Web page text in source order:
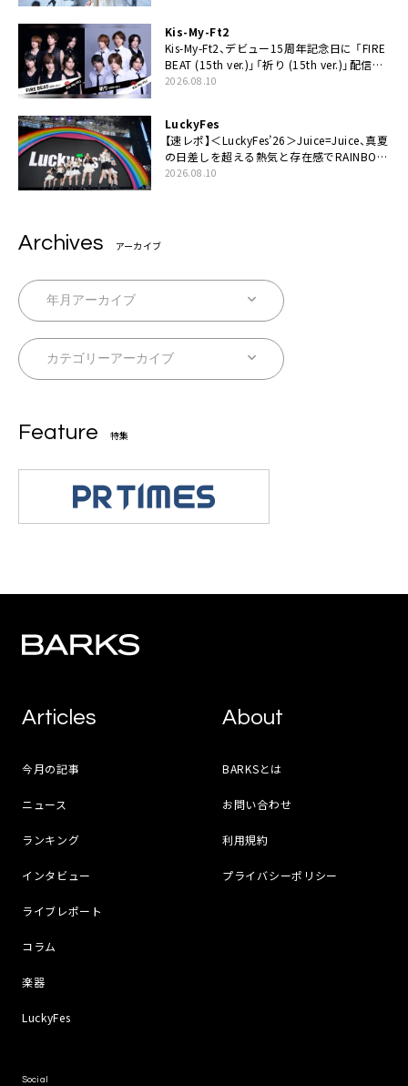
Kis-My-Ft2
Kis-My-Ft2、デビュー15周年記念日に 「FIRE
BEAT (15th ver.)」「祈り (15th ver.)」配信ス
タート
2026.08.10
LuckyFes
【速レポ】＜LuckyFes’26＞Juice=Juice、真夏
の日差しを超える熱気と存在感でRAINBOW
STAGE席巻
2026.08.10
Archives アーカイブ
Feature 特集
Articles
今月の記事
ニュース
ランキング
インタビュー
ライブレポート
コラム
楽器
LuckyFes
About
BARKSとは
お問い合わせ
利用規約
プライバシーポリシー
Social